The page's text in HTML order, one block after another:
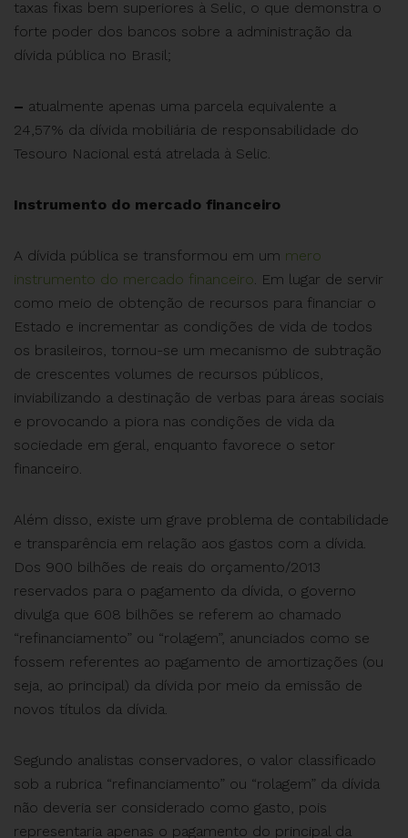
taxas fixas bem superiores à Selic, o que demonstra o
forte poder dos bancos sobre a administração da
dívida pública no Brasil;
– atualmente apenas uma parcela equivalente a
24,57% da dívida mobiliária de responsabilidade do
Tesouro Nacional está atrelada à Selic.
Instrumento do mercado financeiro
A dívida pública se transformou em um mero
instrumento do mercado financeiro. Em lugar de servir
como meio de obtenção de recursos para financiar o
Estado e incrementar as condições de vida de todos
os brasileiros, tornou-se um mecanismo de subtração
de crescentes volumes de recursos públicos,
inviabilizando a destinação de verbas para áreas sociais
e provocando a piora nas condições de vida da
sociedade em geral, enquanto favorece o setor
financeiro.
Além disso, existe um grave problema de contabilidade
e transparência em relação aos gastos com a dívida.
Dos 900 bilhões de reais do orçamento/2013
reservados para o pagamento da dívida, o governo
divulga que 608 bilhões se referem ao chamado
“refinanciamento” ou “rolagem”, anunciados como se
fossem referentes ao pagamento de amortizações (ou
seja, ao principal) da dívida por meio da emissão de
novos títulos da dívida.
Segundo analistas conservadores, o valor classificado
sob a rubrica “refinanciamento” ou “rolagem” da dívida
não deveria ser considerado como gasto, pois
representaria apenas o pagamento do principal da